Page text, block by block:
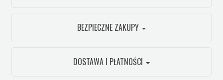
BEZPIECZNE ZAKUPY
DOSTAWA I PŁATNOŚCI